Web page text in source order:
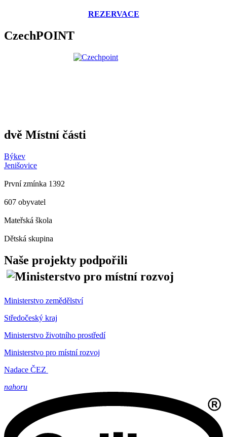
REZERVACE
CzechPOINT
dvě Místní části
Býkev
Jenišovice
První zmínka 1392
607 obyvatel
Mateřská škola
Dětská skupina
Naše projekty podpořili
Ministerstvo zemědělství
Středočeský kraj
Ministerstvo životního prostředí
Ministerstvo pro místní rozvoj
Nadace ČEZ
nahoru